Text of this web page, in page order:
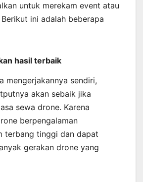
untuk merekam event atau
ini adalah beberapa
hasil terbaik
mengerjakannya sendiri,
akan sebaik jika
sewa drone. Karena
berpengalaman
terbang tinggi dan dapat
gerakan drone yang